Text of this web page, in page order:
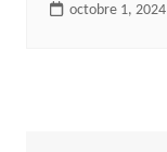
octobre 1, 2024